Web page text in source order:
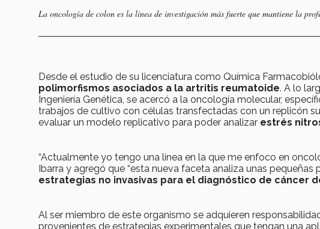
La oncología de colon es la línea de investigación más fuerte que mantiene la
Desde el estudio de su licenciatura como Química
polimorfismos asociados a la artritis reumatoide. A lo
Ingeniería Genética, se acercó a la oncología molecular,
trabajos de cultivo con células transfectadas con un replicón
evaluar un modelo replicativo para poder analizar estrés
“Actualmente yo tengo una línea en la que me enfoco en
Ibarra y agregó que “esta nueva faceta analiza unas
estrategias no invasivas para el diagnóstico de cáncer
Al ser miembro de este organismo se adquieren
provenientes de estrategias experimentales que tengan una